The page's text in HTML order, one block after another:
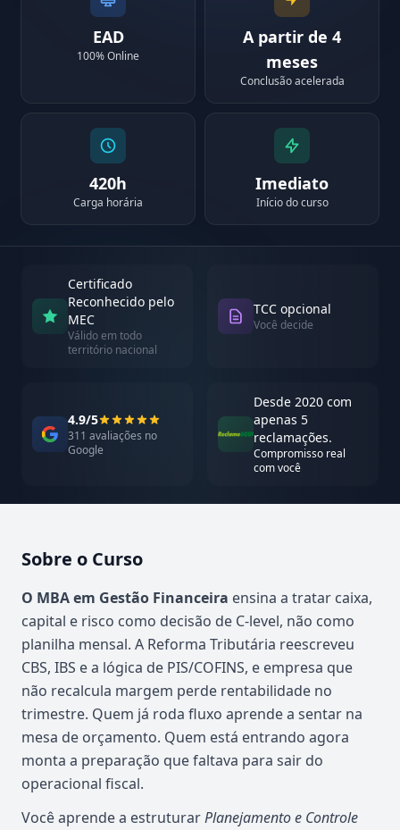
EAD
100% Online
A partir de 4
meses
Conclusão acelerada
420h
Carga horária
Imediato
Início do curso
Certificado
Reconhecido pelo
MEC
Válido em todo
território nacional
TCC opcional
Você decide
4.9/5
311 avaliações no
Google
Desde 2020 com
apenas 5
reclamações.
Compromisso real
com você
Sobre o Curso
Atualizado em abril de 2026
O MBA em Gestão Financeira ensina a tratar caixa,
capital e risco como decisão de C-level, não como
planilha mensal. A Reforma Tributária reescreveu
CBS, IBS e a lógica de PIS/COFINS, e empresa que
não recalcula margem perde rentabilidade no
trimestre. Quem já roda fluxo aprende a sentar na
mesa de orçamento. Quem está entrando agora
monta a preparação que faltava para sair do
operacional fiscal.
Você aprende a estruturarPlanejamento e Controle